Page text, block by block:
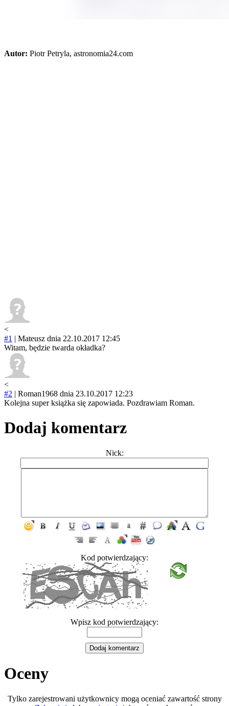
Autor: Piotr Petryla, astronomia24.com
<
#1 | Mateusz dnia 22.10.2017 12:45
Witam, będzie twarda okładka?
<
#2 | Roman1968 dnia 23.10.2017 12:23
Kolejna super książka się zapowiada. Pozdrawiam Roman.
Dodaj komentarz
Nick:
Kod potwierdzający:
Wpisz kod potwierdzający:
Oceny
Tylko zarejestrowani użytkownicy mogą oceniać zawartość strony